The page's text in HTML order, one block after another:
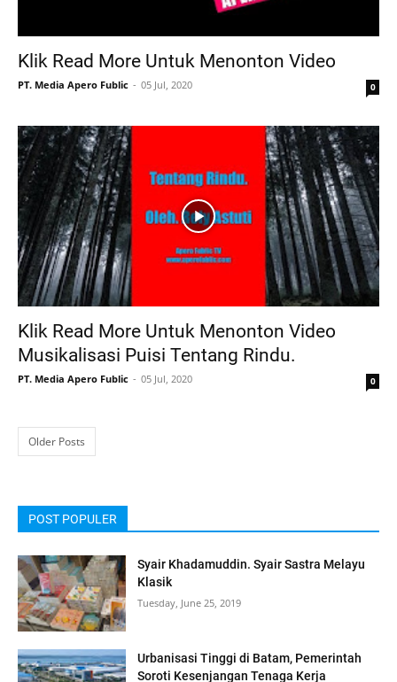
Klik Read More Untuk Menonton Video
PT. Media Apero Fublic 05 Jul, 2020 0
Klik Read More Untuk Menonton Video
Musikalisasi Puisi Tentang Rindu.
PT. Media Apero Fublic 05 Jul, 2020 0
Older Posts
POST POPULER
Syair Khadamuddin. Syair Sastra Melayu
Klasik
Tuesday, June 25, 2019
Urbanisasi Tinggi di Batam, Pemerintah
Soroti Kesenjangan Tenaga Kerja